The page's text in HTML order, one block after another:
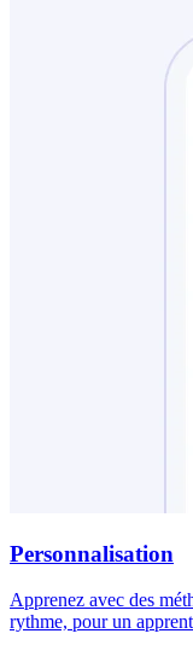
Personnalisation
Apprenez avec des
rythme, pour un